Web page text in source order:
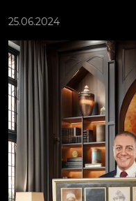
25.06.2024